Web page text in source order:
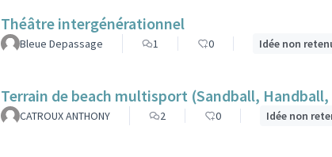
Théâtre intergénérationnel
Bleue Depassage 1 0 Idée non
Terrain de beach multisport (Sandball,
CATROUX ANTHONY 2 0 Idée non